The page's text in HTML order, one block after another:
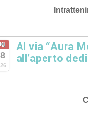
Al via “Aura
all’aperto